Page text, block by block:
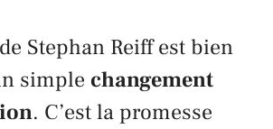
Stephan Reiffest bien
simple changement
. C’est la promesse